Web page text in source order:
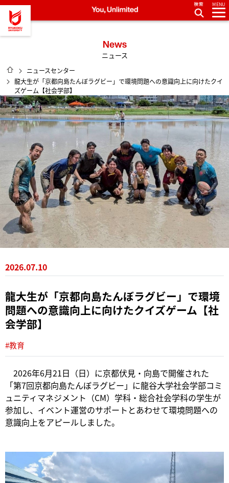
龍谷大学 You, Unlimited
MENU
News
ニュース
HOME
ニュースセンター
龍大生が「京都向島たんぼラグビー」で環境問題への意識向上に向けたクイ
ズゲーム【社会学部】
2026.07.10
龍大生が「京都向島たんぼラグビー」で環境
問題への意識向上に向けたクイズゲーム【社
会学部】
#教育
2026年6月21日（日）に京都伏見・向島で開催された
「第7回京都向島たんぼラグビー」に龍谷大学社会学部コミ
ュニティマネジメント（CM）学科・総合社会学科の学生が
参加し、イベント運営のサポートとあわせて環境問題への
意識向上をアピールしました。